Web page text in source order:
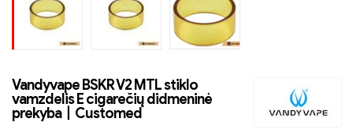
Vandyvape BSKR V2 MTL stiklo
vamzdelis E cigarečių didmeninė
prekyba丨Customed